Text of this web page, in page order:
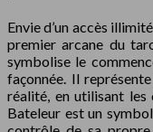
Envie d’un accès
premier arcane du
symbolise le
façonnée. Il
réalité, en utilisant
Bateleur est un